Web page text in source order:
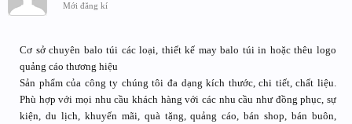
Mới đăng kí
Cơ sở chuyên balo túi các loại, thiết kế may balo túi in hoặc thêu logo
quảng cáo thương hiệu
Sản phẩm của công ty chúng tôi đa dạng kích thước, chi tiết, chất liệu.
Phù hợp với mọi nhu cầu khách hàng với các nhu cầu như đồng phục, sự
kiện, du lịch, khuyến mãi, quà tặng, quảng cáo, bán shop, bán buôn,